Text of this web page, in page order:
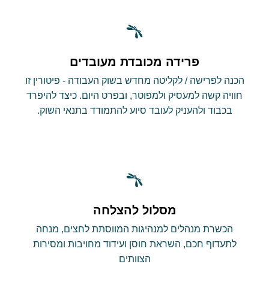
פרידה מכובדת מעובדים
הכנה לפרישה / לקליטה מחדש בשוק העבודה - פיטורין זו
חוויה קשה למעסיק ולמפוטר, ובפרט היום. כיצד להיפרד
בכבוד ולהעניק לעובד סיוע להתמודד בתנאי השוק.
מסלול להצלחה
הכשרת מנהלים למנהיגות המווסתת לחצים, מנחה
לתעדוף חכם, השראת חוסן ועידוד מחויבות ומסירות
הצוותים